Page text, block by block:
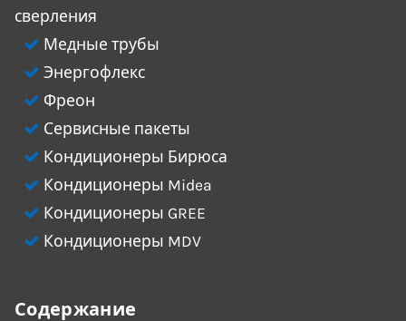
сверления
Медные трубы
Энергофлекс
Фреон
Сервисные пакеты
Кондиционеры Бирюса
Кондиционеры Midea
Кондиционеры GREE
Кондиционеры MDV
Содержание